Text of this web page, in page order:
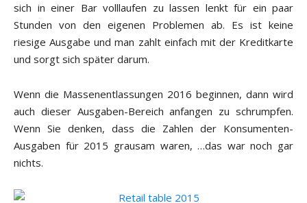
sich in einer Bar volllaufen zu lassen lenkt für ein paar
Stunden von den eigenen Problemen ab. Es ist keine
riesige Ausgabe und man zahlt einfach mit der Kreditkarte
und sorgt sich später darum.
Wenn die Massenentlassungen 2016 beginnen, dann wird
auch dieser Ausgaben-Bereich anfangen zu schrumpfen.
Wenn Sie denken, dass die Zahlen der Konsumenten-
Ausgaben für 2015 grausam waren, …das war noch gar
nichts.